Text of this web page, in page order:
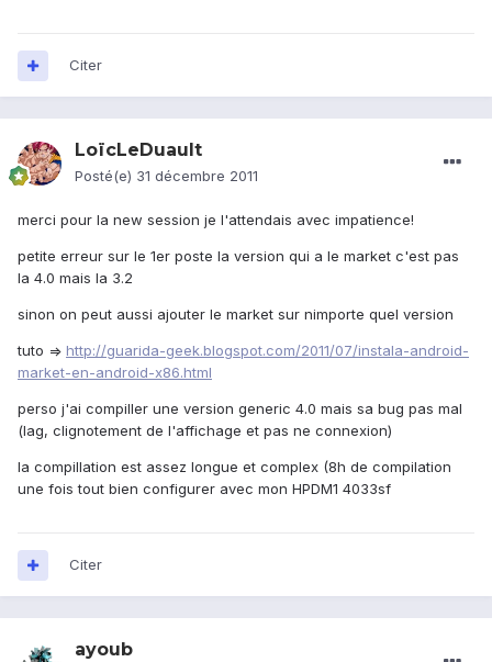
Citer
LoïcLeDuault
Posté(e) 31 décembre 2011
merci pour la new session je l'attendais avec impatience!
petite erreur sur le 1er poste la version qui a le market c'est pas
la 4.0 mais la 3.2
sinon on peut aussi ajouter le market sur nimporte quel version
tuto => http://guarida-geek.blogspot.com/2011/07/instala-android-
market-en-android-x86.html
perso j'ai compiller une version generic 4.0 mais sa bug pas mal
(lag, clignotement de l'affichage et pas ne connexion)
la compillation est assez longue et complex (8h de compilation
une fois tout bien configurer avec mon HPDM1 4033sf
Citer
ayoub